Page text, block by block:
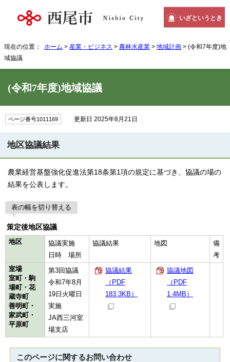
いざというとき
現在の位置： ホーム > 産業・ビジネス > 農林水産業 > 地域計画 > (令和7年度)地
域協議
(令和7年度)地域協議
ページ番号1011169 更新日 2025年8月21日
地区協議結果
農業経営基盤強化促進法第18条第1項の規定に基づき、協議の場の
結果を公表します。
表の幅を切り替える
策定後地区協議
地区
協議実施
日時 場所
協議結果 地図
備
考
室場
室町・駒
場町・花
蔵寺町
善明町・
家武町・
平原町
第3回協議
令和7年8月
19日火曜日
実施
JA西三河室
場支店
協議結果
（PDF
183.3KB）
協議地図
（PDF
1.4MB）
このページに関するお問い合わせ